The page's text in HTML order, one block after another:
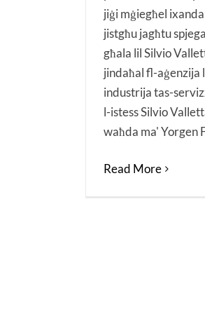
jiġi mġiegħel
jistgħu jagħtu
għala lil Silvio
jindaħal fl-aġenzija
industrija tas-
l-istess Silvio
waħda ma' Yorgen
Read More